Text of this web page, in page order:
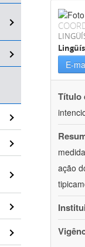
E-
Título
ação